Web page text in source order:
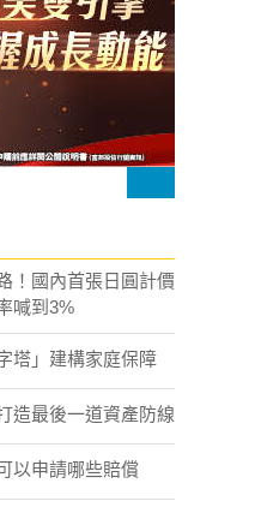
！國內首張日圓計價
喊到3%
塔」建構家庭保障
造最後一道資產防線
以申請哪些賠償